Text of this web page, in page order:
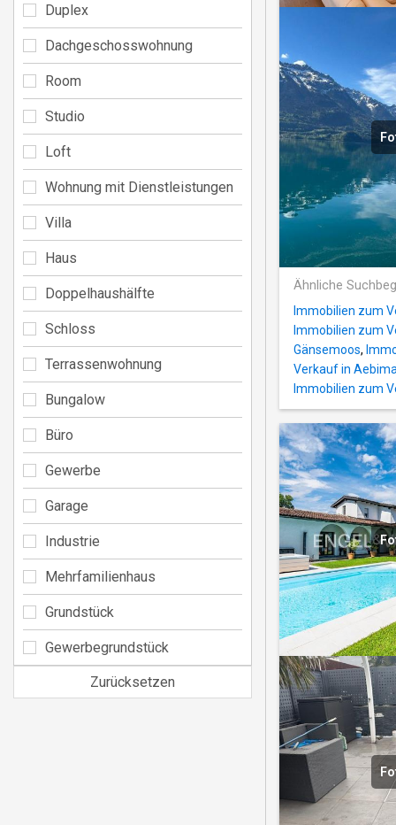
Ähnliche
Immobilien zum
Immobilien zum
Gänsemoos,
Verkauf in
Immobilien zum
Duplex
Dachgeschosswohnung
Room
Studio
Loft
Wohnung mit Dienstleistungen
Villa
Haus
Doppelhaushälfte
Schloss
Terrassenwohnung
Bungalow
Büro
Gewerbe
Garage
Industrie
Mehrfamilienhaus
Grundstück
Gewerbegrundstück
Zurücksetzen